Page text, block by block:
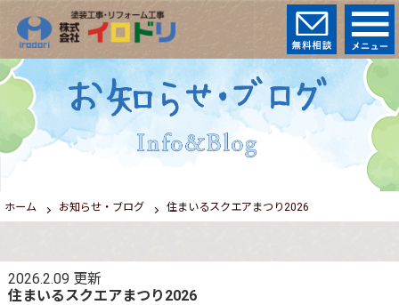
ホーム お知らせ・ブログ 住まいるスクエアまつり2026
2026.2.09 更新
住まいるスクエアまつり2026